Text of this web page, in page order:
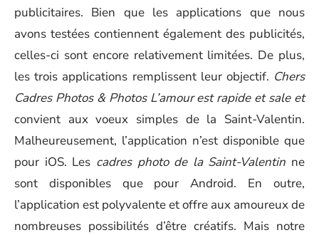
publicitaires. Bien que les applications que nous
avons testées contiennent également des publicités,
celles-ci sont encore relativement limitées. De plus,
les trois applications remplissent leur objectif. Chers
Cadres Photos & Photos L’amour est rapide et sale et
convient aux voeux simples de la Saint-Valentin.
Malheureusement, l’application n’est disponible que
pour iOS. Les cadres photo de la Saint-Valentin ne
sont disponibles que pour Android. En outre,
l’application est polyvalente et offre aux amoureux de
nombreuses possibilités d’être créatifs. Mais notre